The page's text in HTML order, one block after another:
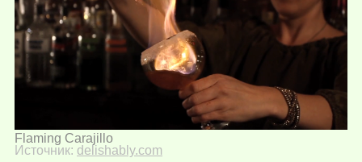
Flaming Carajillo
Источник: delishably.com